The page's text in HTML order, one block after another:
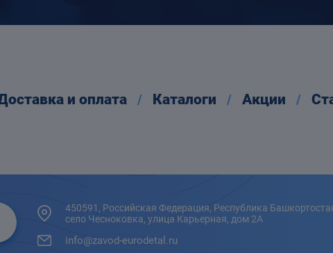
и оплата Каталоги Акции
450591, Российская Федерация, Республика
село Чесноковка, улица Карьерная, дом 2А
info@zavod-eurodetal.ru